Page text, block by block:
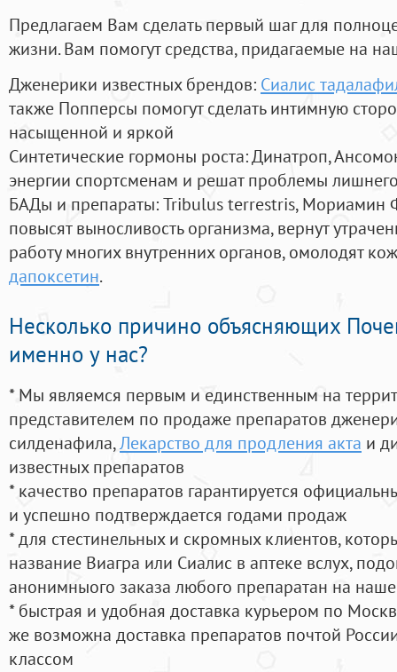
Предлагаем Вам сделать первый шаг для
жизни. Вам помогут средства, придагаемые на
Дженерики известных брендов: Сиалис
также Попперсы помогут сделать интимную
насыщенной и яркой
Синтетические гормоны роста: Динатроп,
энергии спортсменам и решат проблемы
БАДы и препараты:Tribulus terrestris, Мориамин
повысят выносливость организма, вернут
работу многих внутренних органов, омолодят
дапоксетин.
Несколько причино объясняющих
именно у нас?
* Мы являемся первым и единственным на
представителем по продаже препаратов
силденафила,Лекарство для продления акта и
известных препаратов
* качество препаратов гарантируется
и успешно подтверждается годами продаж
* для стестинельных и скромных клиентов,
название Виагра или Сиалис в аптеке вслух,
анонимныого заказа любого препаратан на
* быстрая и удобная доставка курьером по
же возможна доставка препаратов почтой
классом